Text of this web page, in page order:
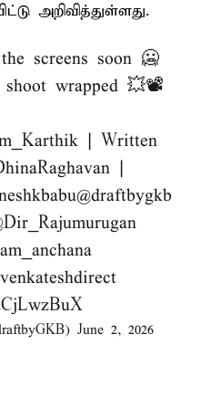
அறிவித்துள்ளது.
screens soon 🥶
shoot wrapped 💥📽️
| Written
|
@draftbygkb
June 2, 2026